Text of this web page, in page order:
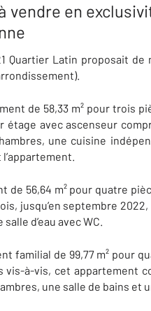
en
Quartier Latin proposait de
de 58,33 m² pour trois
avec ascenseur
une cuisine
de 56,64 m² pour quatre
jusqu’en septembre
d’eau avec WC.
familial de 99,77 m² pour
à-vis, cet appartement
une salle de bains et